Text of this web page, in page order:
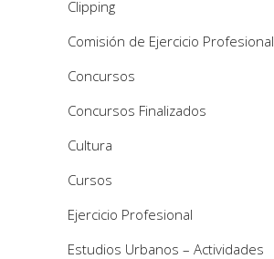
Clipping
Comisión de Ejercicio Profesional
Concursos
Concursos Finalizados
Cultura
Cursos
Ejercicio Profesional
Estudios Urbanos – Actividades